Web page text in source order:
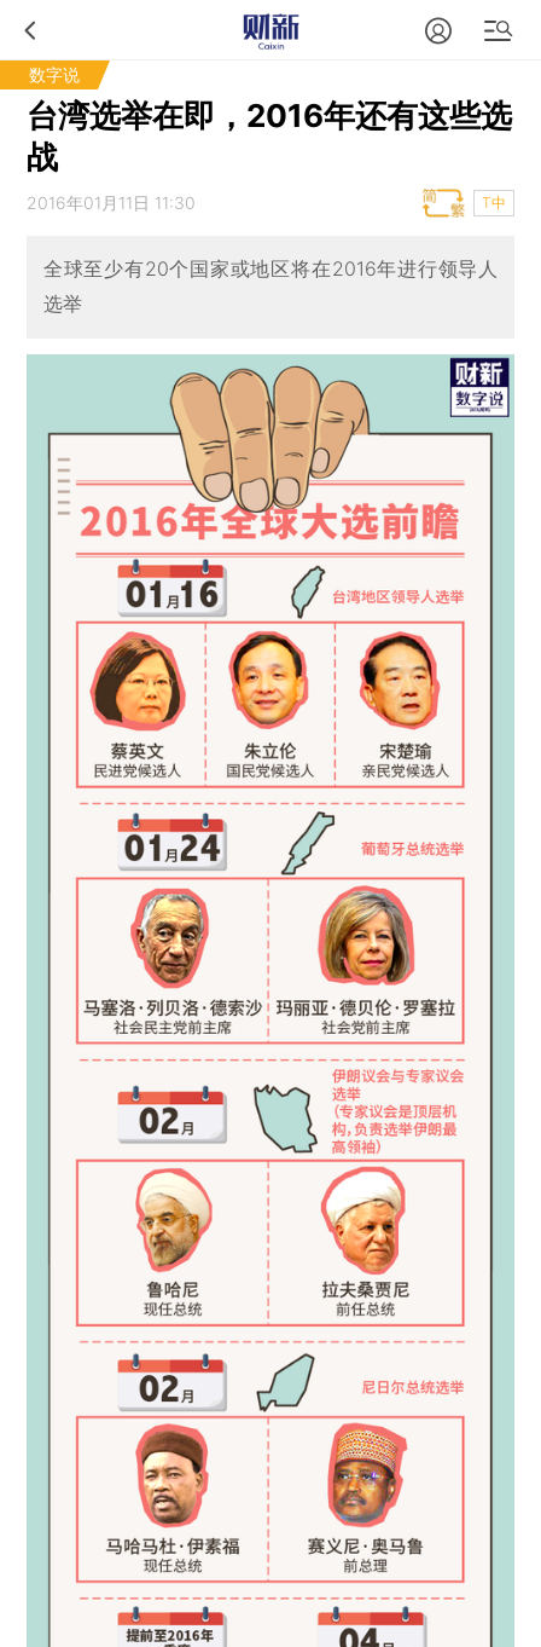
数字说
台湾选举在即，2016年还有这些选
战
2016年01月11日 11:30 T中
全球至少有20个国家或地区将在2016年进行领导人
选举